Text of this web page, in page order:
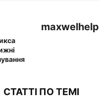
maxwelhelp
СТАТТІ ПО ТЕМІ